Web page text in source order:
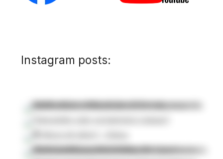
Instagram posts: